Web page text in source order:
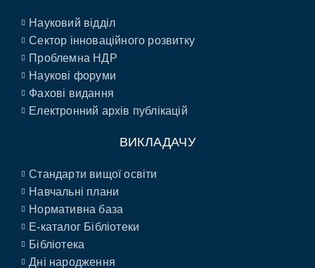
Науковий відділ
Сектор інноваційного розвитку
Проблемна НДР
Наукові форуми
Фахові видання
Електронний архів публікацій
ВИКЛАДАЧУ
Стандарти вищої освіти
Навчальні плани
Нормативна база
E-каталог Бібліотеки
Бібліотека
Дні народження